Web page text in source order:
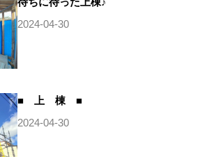
2024-04-30
■ 上 棟 ■
2024-04-30